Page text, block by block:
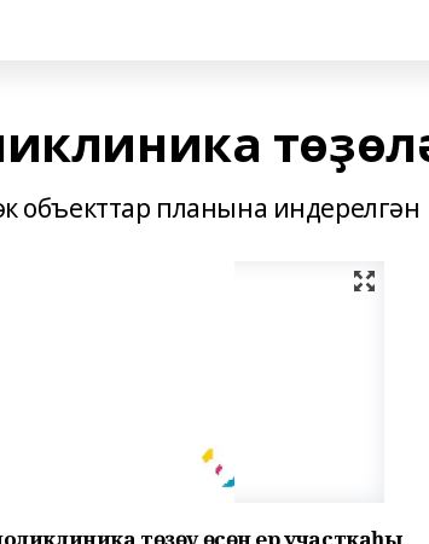
объекттар планына индерелгән